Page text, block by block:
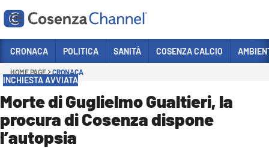
Sezioni
POLITICA
COSENZA CALCIO
CRONACA POLITICA SANITÀ COSENZA CALCIO
HOME PAGE CRONACA
INCHIESTA AVVIATA
Morte di Guglielmo Gualtieri, la
procura di Cosenza dispone
l’autopsia